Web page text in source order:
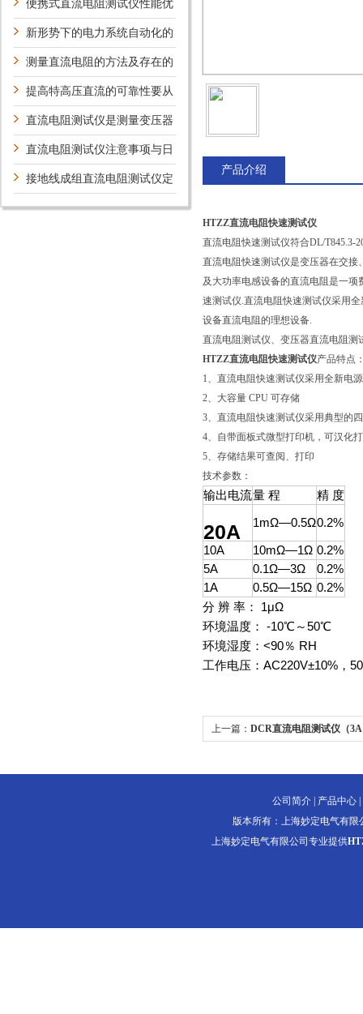
养 便携式直流电阻测试仪性能优
势 新形势下的电力系统自动化的
新技术及研究方向
测量直流电阻的方法及存在的
问题提高特高压直流的可靠性要从
哪些方面考虑？
直流电阻测试仪是测量变压器
绕组理想设备
直流电阻测试仪注意事项与日
常维护
接地线成组直流电阻测试仪定
期维护保养方法的详细说明
产品介绍
HTZZ直流电阻快速测试仪
直流电阻快速测试仪符合DL/T845.3-
直流电阻快速测试仪是变压器在交
及大功率电感设备的直流电阻是一
速测试仪.直流电阻快速测试仪采用
设备直流电阻的理想设备.
直流电阻测试仪、变压器直流电阻
HTZZ直流电阻快速测试仪产品特点
1、直流电阻快速测试仪采用全新电
2、大容量 CPU 可存储
3、直流电阻快速测试仪采用典型的
4、自带面板式微型打印机，可汉化
5、存储结果可查阅、打印
技术参数：
输出电流量 程 精 度
20A 1mΩ—0.5Ω0.2%
10A
10mΩ—1Ω 0.2%
5A
0.1Ω—3Ω
0.2%
1A
0.5Ω—15Ω 0.2%
分 辨 率： 1μΩ
环境温度： -10℃～50℃
环境湿度：<90％ RH
工作电压：AC220V±10%，
上一篇： DCR直流电阻测试仪（
公司简介 产品中心
版本所有：上海妙定电气有
上海妙定电气有限公司专业提供